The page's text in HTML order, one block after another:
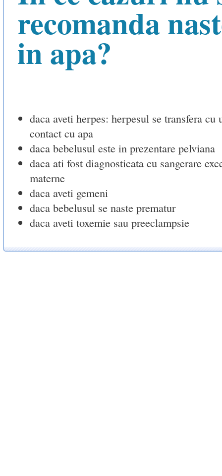
recomanda
in apa?
daca aveti herpes: herpesul se transfera cu
contact cu apa
daca bebelusul este in prezentare pelviana
daca ati fost diagnosticata cu sangerare
materne
daca aveti gemeni
daca bebelusul se naste prematur
daca aveti toxemie sau preeclampsie